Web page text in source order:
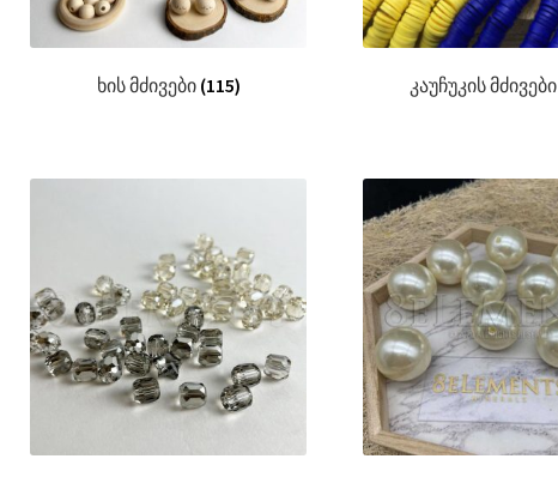
ხის მძივები (115) კაუჩუკის მძივები